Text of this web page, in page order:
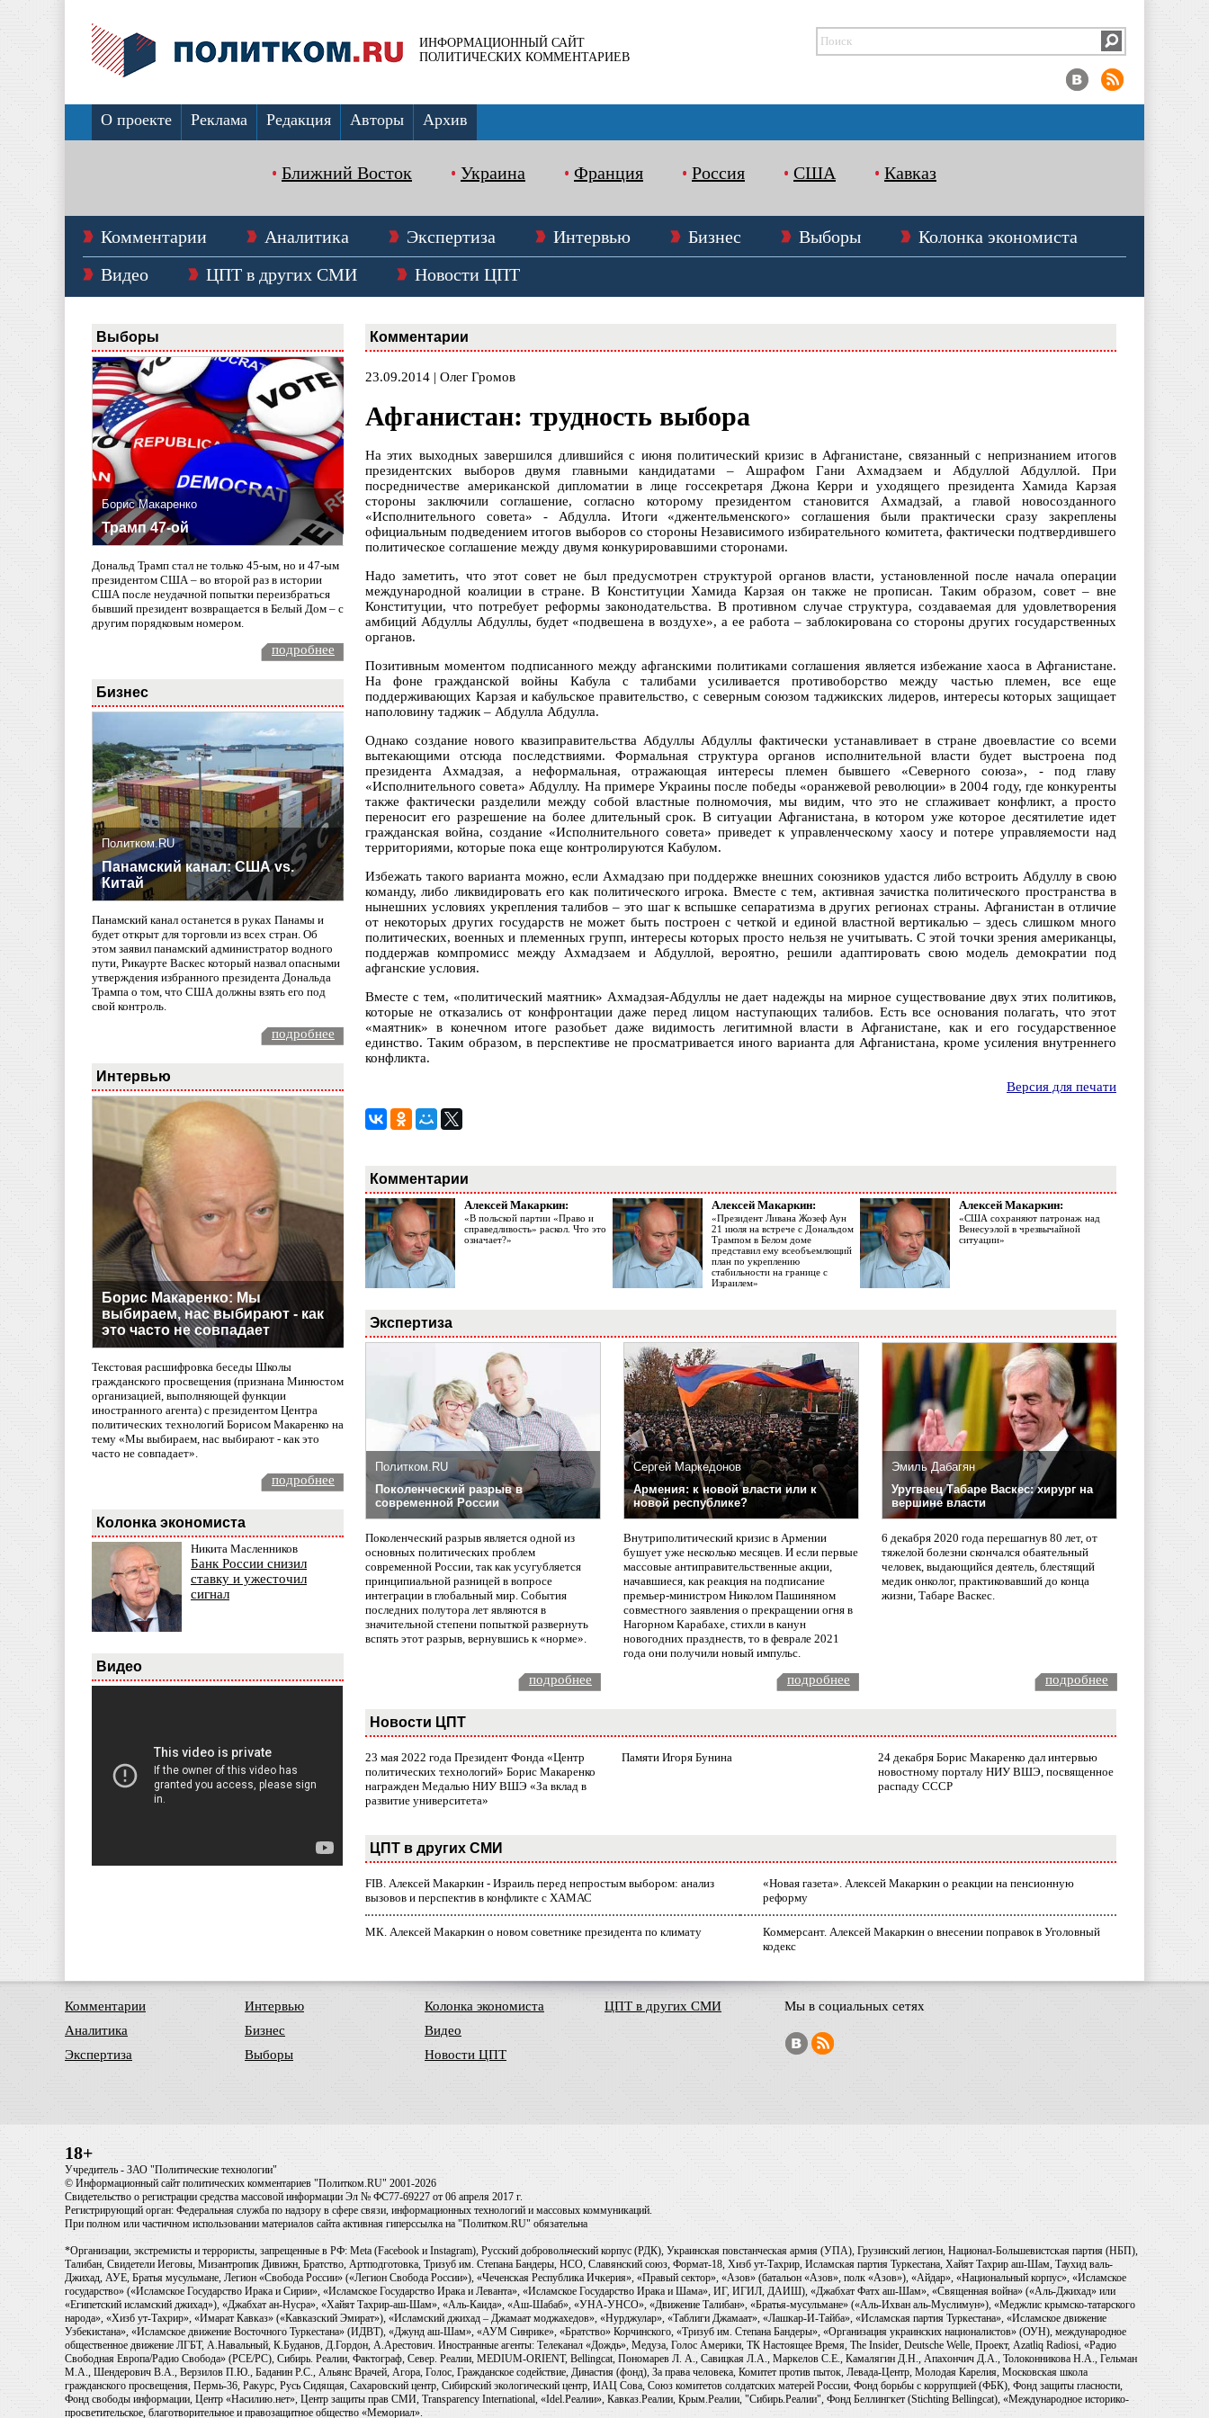
ИНФОРМАЦИОННЫЙ САЙТ
ПОЛИТИЧЕСКИХ КОММЕНТАРИЕВ
О проекте Реклама Редакция Авторы Архив
Ближний Восток Украина Франция Россия США Кавказ
Комментарии Аналитика Экспертиза Интервью Бизнес Выборы
Колонка экономиста
Видео
ЦПТ в других СМИ Новости ЦПТ
Выборы
Борис Макаренко
Трамп 47-ой
Дональд Трамп стал не только 45-ым, но и 47-ым
президентом США – во второй раз в истории
США после неудачной попытки переизбраться
бывший президент возвращается в Белый Дом – с
другим порядковым номером.
подробнее
Бизнес
Политком.RU
Панамский канал: США vs.
Китай
Панамский канал останется в руках Панамы и
будет открыт для торговли из всех стран. Об
этом заявил панамский администратор водного
пути, Рикаурте Васкес который назвал опасными
утверждения избранного президента Дональда
Трампа о том, что США должны взять его под
свой контроль.
подробнее
Интервью
Борис Макаренко: Мы
выбираем, нас выбирают - как
это часто не совпадает
Текстовая расшифровка беседы Школы
гражданского просвещения (признана Минюстом
организацией, выполняющей функции
иностранного агента) с президентом Центра
политических технологий Борисом Макаренко на
тему «Мы выбираем, нас выбирают - как это
часто не совпадает».
подробнее
Колонка экономиста
Никита Масленников
Банк России снизил
ставку и ужесточил
сигнал
Видео
Комментарии
23.09.2014 | Олег Громов
Афганистан: трудность выбора
На этих выходных завершился длившийся с июня политический кризис в Афганистане, связанный с непризнанием итогов
президентских выборов двумя главными кандидатами – Ашрафом Гани Ахмадзаем и Абдуллой Абдуллой. При
посредничестве американской дипломатии в лице госсекретаря Джона Керри и уходящего президента Хамида Карзая
стороны заключили соглашение, согласно которому президентом становится Ахмадзай, а главой новосозданного
«Исполнительного совета» - Абдулла. Итоги «джентельменского» соглашения были практически сразу закреплены
официальным подведением итогов выборов со стороны Независимого избирательного комитета, фактически подтвердившего
политическое соглашение между двумя конкурировавшими сторонами.
Надо заметить, что этот совет не был предусмотрен структурой органов власти, установленной после начала операции
международной коалиции в стране. В Конституции Хамида Карзая он также не прописан. Таким образом, совет – вне
Конституции, что потребует реформы законодательства. В противном случае структура, создаваемая для удовлетворения
амбиций Абдуллы Абдуллы, будет «подвешена в воздухе», а ее работа – заблокирована со стороны других государственных
органов.
Позитивным моментом подписанного между афганскими политиками соглашения является избежание хаоса в Афганистане.
На фоне гражданской войны Кабула с талибами усиливается противоборство между частью племен, все еще
поддерживающих Карзая и кабульское правительство, с северным союзом таджикских лидеров, интересы которых защищает
наполовину таджик – Абдулла Абдулла.
Однако создание нового квазиправительства Абдуллы Абдуллы фактически устанавливает в стране двоевластие со всеми
вытекающими отсюда последствиями. Формальная структура органов исполнительной власти будет выстроена под
президента Ахмадзая, а неформальная, отражающая интересы племен бывшего «Северного союза», - под главу
«Исполнительного совета» Абдуллу. На примере Украины после победы «оранжевой революции» в 2004 году, где конкуренты
также фактически разделили между собой властные полномочия, мы видим, что это не сглаживает конфликт, а просто
переносит его разрешение на более длительный срок. В ситуации Афганистана, в котором уже которое десятилетие идет
гражданская война, создание «Исполнительного совета» приведет к управленческому хаосу и потере управляемости над
территориями, которые пока еще контролируются Кабулом.
Избежать такого варианта можно, если Ахмадзаю при поддержке внешних союзников удастся либо встроить Абдуллу в свою
команду, либо ликвидировать его как политического игрока. Вместе с тем, активная зачистка политического пространства в
нынешних условиях укрепления талибов – это шаг к вспышке сепаратизма в других регионах страны. Афганистан в отличие
от некоторых других государств не может быть построен с четкой и единой властной вертикалью – здесь слишком много
политических, военных и племенных групп, интересы которых просто нельзя не учитывать. С этой точки зрения американцы,
поддержав компромисс между Ахмадзаем и Абдуллой, вероятно, решили адаптировать свою модель демократии под
афганские условия.
Вместе с тем, «политический маятник» Ахмадзая-Абдуллы не дает надежды на мирное существование двух этих политиков,
которые не отказались от конфронтации даже перед лицом наступающих талибов. Есть все основания полагать, что этот
«маятник» в конечном итоге разобьет даже видимость легитимной власти в Афганистане, как и его государственное
единство. Таким образом, в перспективе не просматривается иного варианта для Афганистана, кроме усиления внутреннего
конфликта.
Версия для печати
Комментарии
Алексей Макаркин:
«В польской партии «Право и
справедливость» раскол. Что это
означает?»
Алексей Макаркин:
«Президент Ливана Жозеф Аун
21 июля на встрече с Дональдом
Трампом в Белом доме
представил ему всеобъемлющий
план по укреплению
стабильности на границе с
Израилем»
Алексей Макаркин:
«США сохраняют патронаж над
Венесуэлой в чрезвычайной
ситуации»
Экспертиза
Политком.RU
Поколенческий разрыв в
современной России
Поколенческий разрыв является одной из
основных политических проблем
современной России, так как усугубляется
принципиальной разницей в вопросе
интеграции в глобальный мир. События
последних полутора лет являются в
значительной степени попыткой развернуть
вспять этот разрыв, вернувшись к «норме».
Сергей Маркедонов
Армения: к новой власти или к
новой республике?
Внутриполитический кризис в Армении
бушует уже несколько месяцев. И если первые
массовые антиправительственные акции,
начавшиеся, как реакция на подписание
премьер-министром Николом Пашиняном
совместного заявления о прекращении огня в
Нагорном Карабахе, стихли в канун
новогодних празднеств, то в феврале 2021
года они получили новый импульс.
Эмиль Дабагян
Уругваец Табаре Васкес: хирург на
вершине власти
6 декабря 2020 года перешагнув 80 лет, от
тяжелой болезни скончался обаятельный
человек, выдающийся деятель, блестящий
медик онколог, практиковавший до конца
жизни, Табаре Васкес.
подробнее подробнее подробнее
Новости ЦПТ
23 мая 2022 года Президент Фонда «Центр
политических технологий» Борис Макаренко
награжден Медалью НИУ ВШЭ «За вклад в
развитие университета»
Памяти Игоря Бунина
24 декабря Борис Макаренко дал интервью
новостному порталу НИУ ВШЭ, посвященное
распаду СССР
ЦПТ в других СМИ
FIB. Алексей Макаркин - Израиль перед непростым выбором: анализ
вызовов и перспектив в конфликте с ХАМАС
«Новая газета». Алексей Макаркин о реакции на пенсионную
реформу
МК. Алексей Макаркин о новом советнике президента по климату
Коммерсант. Алексей Макаркин о внесении поправок в Уголовный
кодекс
Комментарии
Аналитика
Экспертиза
Интервью
Бизнес
Выборы
Колонка экономиста
Видео
Новости ЦПТ
ЦПТ в других СМИ Мы в социальных сетях
18+
Учредитель - ЗАО "Политические технологии"
© Информационный сайт политических комментариев "Политком.RU" 2001-2026
Свидетельство о регистрации средства массовой информации Эл № ФС77-69227 от 06 апреля 2017 г.
Регистрирующий орган: Федеральная служба по надзору в сфере связи, информационных технологий и массовых коммуникаций.
При полном или частичном использовании материалов сайта активная гиперссылка на "Политком.RU" обязательна
*Организации, экстремисты и террористы, запрещенные в РФ: Meta (Facebook и Instagram), Русский добровольческий корпус (РДК), Украинская повстанческая армия (УПА), Грузинский легион, Национал-Большевистская партия (НБП),
Талибан, Свидетели Иеговы, Мизантропик Дивижн, Братство, Артподготовка, Тризуб им. Степана Бандеры, НСО, Славянский союз, Формат-18, Хизб ут-Тахрир, Исламская партия Туркестана, Хайят Тахрир аш-Шам, Таухид валь-
Джихад, АУЕ, Братья мусульмане, Легион «Свобода России» («Легион Свобода России»), «Чеченская Республика Ичкерия», «Правый сектор», «Азов» (батальон «Азов», полк «Азов»), «Айдар», «Национальный корпус», «Исламское
государство» («Исламское Государство Ирака и Сирии», «Исламское Государство Ирака и Леванта», «Исламское Государство Ирака и Шама», ИГ, ИГИЛ, ДАИШ), «Джабхат Фатх аш-Шам», «Священная война» («Аль-Джихад» или
«Египетский исламский джихад»), «Джабхат ан-Нусра», «Хайят Тахрир-аш-Шам», «Аль-Каида», «Аш-Шабаб», «УНА-УНСО», «Движение Талибан», «Братья-мусульмане» («Аль-Ихван аль-Муслимун»), «Меджлис крымско-татарского
народа», «Хизб ут-Тахрир», «Имарат Кавказ» («Кавказский Эмират»), «Исламский джихад – Джамаат моджахедов», «Нурджулар», «Таблиги Джамаат», «Лашкар-И-Тайба», «Исламская партия Туркестана», «Исламское движение
Узбекистана», «Исламское движение Восточного Туркестана» (ИДВТ), «Джунд аш-Шам», «АУМ Синрике», «Братство» Корчинского, «Тризуб им. Степана Бандеры», «Организация украинских националистов» (ОУН), международное
общественное движение ЛГБТ, А.Навальный, К.Буданов, Д.Гордон, А.Арестович. Иностранные агенты: Телеканал «Дождь», Медуза, Голос Америки, ТК Настоящее Время, The Insider, Deutsche Welle, Проект, Azatliq Radiosi, «Радио
Свободная Европа/Радио Свобода» (PCE/PC), Сибирь. Реалии, Фактограф, Север. Реалии, MEDIUM-ORIENT, Bellingcat, Пономарев Л. А., Савицкая Л.А., Маркелов С.Е., Камалягин Д.Н., Апахончич Д.А., Толоконникова Н.А., Гельман
М.А., Шендерович В.А., Верзилов П.Ю., Баданин Р.С., Альянс Врачей, Агора, Голос, Гражданское содействие, Династия (фонд), За права человека, Комитет против пыток, Левада-Центр, Молодая Карелия, Московская школа
гражданского просвещения, Пермь-36, Ракурс, Русь Сидящая, Сахаровский центр, Сибирский экологический центр, ИАЦ Сова, Союз комитетов солдатских матерей России, Фонд борьбы с коррупцией (ФБК), Фонд защиты гласности,
Фонд свободы информации, Центр «Насилию.нет», Центр защиты прав СМИ, Transparency International, «Idel.Реалии», Кавказ.Реалии, Крым.Реалии, "Сибирь.Реалии", Фонд Беллингкет (Stichting Bellingcat), «Международное историко-
просветительское, благотворительное и правозащитное общество «Мемориал».